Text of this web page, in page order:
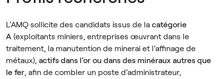
L’AMQ sollicite des candidats issus de la catégorie
A (exploitants miniers, entreprises œuvrant dans le
traitement, la manutention de minerai et l’affinage de
métaux), actifs dans l’or ou dans des minéraux autres que
le fer, afin de combler un poste d’administrateur,